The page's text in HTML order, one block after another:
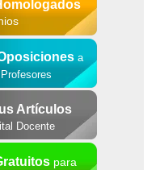
a
Artículos
Docente
para